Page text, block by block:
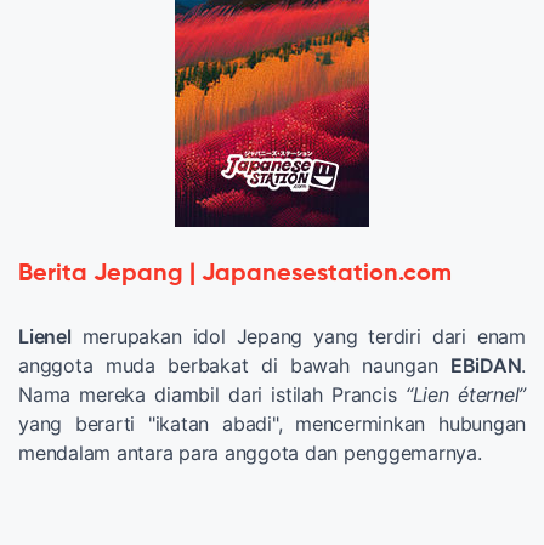
Berita Jepang | Japanesestation.com
Lienel merupakan idol Jepang yang terdiri dari enam
anggota muda berbakat di bawah naungan EBiDAN.
Nama mereka diambil dari istilah Prancis “Lien éternel”
yang berarti "ikatan abadi", mencerminkan hubungan
mendalam antara para anggota dan penggemarnya.